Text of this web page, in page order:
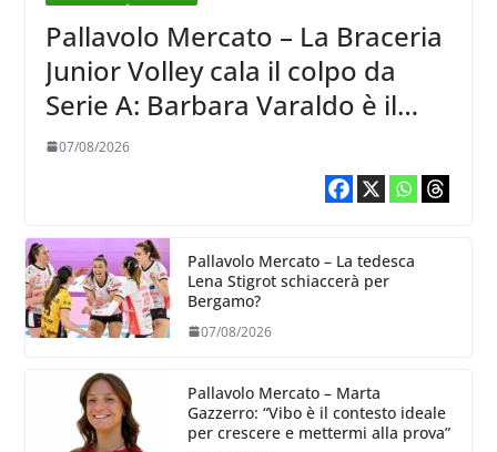
Pallavolo Mercato – La Braceria
Junior Volley cala il colpo da
Serie A: Barbara Varaldo è il
nuovo riferimento dell’attacco
07/08/2026
Pallavolo Mercato – La tedesca
Lena Stigrot schiaccerà per
Bergamo?
07/08/2026
Pallavolo Mercato – Marta
Gazzerro: “Vibo è il contesto ideale
per crescere e mettermi alla prova”